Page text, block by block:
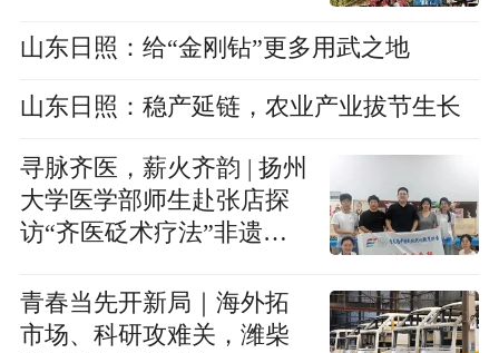
山东日照：给“金刚钻”更多用武之地
山东日照：稳产延链，农业产业拔节生长
寻脉齐医，薪火齐韵 | 扬州
大学医学部师生赴张店探
访“齐医砭术疗法”非遗项
青春当先开新局｜海外拓
市场、科研攻难关，潍柴